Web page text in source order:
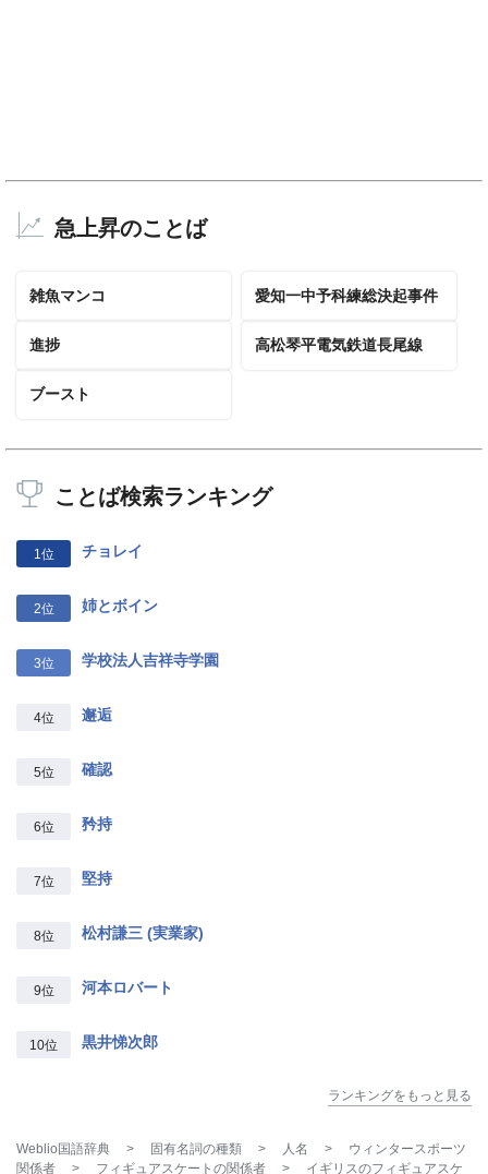
急上昇のことば
雑魚マンコ 愛知一中予科練総決起事件
進捗 高松琴平電気鉄道長尾線
ブースト
ことば検索ランキング
1位 チョレイ
2位 姉とボイン
3位 学校法人吉祥寺学園
4位 邂逅
5位 確認
6位 矜持
7位 堅持
8位 松村謙三 (実業家)
9位 河本ロバート
10位 黒井悌次郎
ランキングをもっと見る
Weblio国語辞典 > 固有名詞の種類 > 人名 >
ウィンタースポーツ
関係者
> フィギュアスケートの関係者 > イギリスのフィギュアスケ